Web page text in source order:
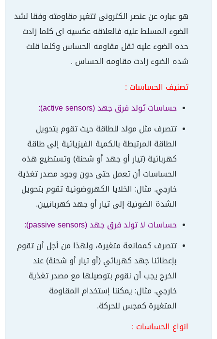
هو عباره عن عنصر الكترونى تتغير مقاومته وفقا لشد
الضوء المسلط عليه فالعلاقه عكسيه اى كلما زادت
حده الضوء عليه تقل مقاومه الحساس وكلما قلت
شده الضوء زادت مقاومه الحساس .
تصنيف الحساسات :
حساسات تُولد فرق جهد (active sensors):
تتصرف مثل مولد للطاقة حيث تقوم بتحويل
الطاقة المرتبطة بالكمية الفيزيائية إلى طاقة
كهربائية (تيار أو جهد أو شحنة) وتستطيع هذه
الحساسات أن تعمل حتى دون وجود مصدر تغذية
خارجي. مثال: الخلايا الكهروضوئية تقوم بتحويل
الشدة الضوئية إلى تيار أو جهد كهربائيين.
حساسات لا تولد فرق جهد (passive sensors):
تتصرف كممانعة متغيرة، ولهذا من أجل أن تقوم
بإعطائنا جهد كهربائي (أو تيار أو شحنة) عند
الخرج يجب أن نقوم بتوصيلها مع مصدر تغذية
خارجي. مثال: يمكننا إستخدام المقاومة
المتغيرة كمجس للحركة.
انواع الحساسات :